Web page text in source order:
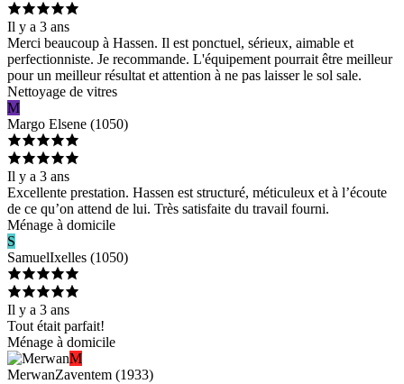
Il y a 3 ans
Merci beaucoup à Hassen. Il est ponctuel, sérieux, aimable et
perfectionniste. Je recommande. L'équipement pourrait être meilleur
pour un meilleur résultat et attention à ne pas laisser le sol sale.
Nettoyage de vitres
M
Margo Elsene (1050)
Il y a 3 ans
Excellente prestation. Hassen est structuré, méticuleux et à l’écoute
de ce qu’on attend de lui. Très satisfaite du travail fourni.
Ménage à domicile
S
SamuelIxelles (1050)
Il y a 3 ans
Tout était parfait!
Ménage à domicile
M
MerwanZaventem (1933)